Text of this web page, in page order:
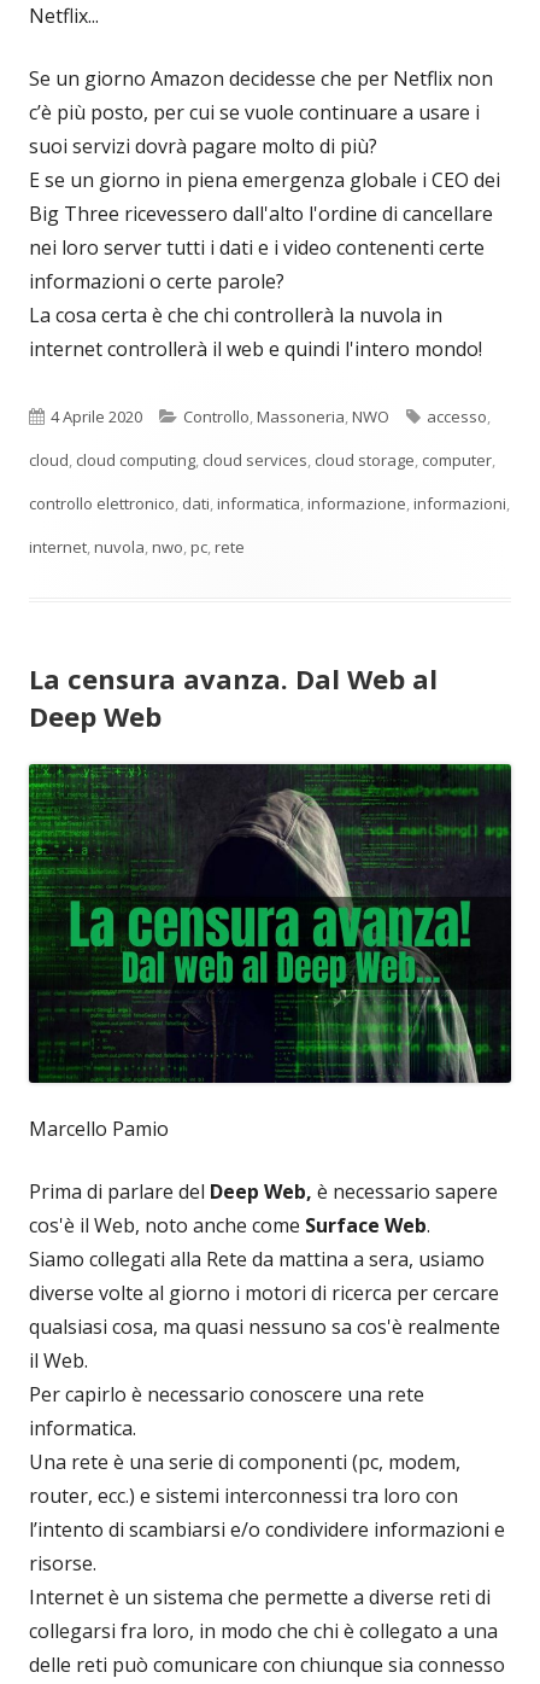
Netflix...
Se un giorno Amazon decidesse che per Netflix non
c’è più posto, per cui se vuole continuare a usare i
suoi servizi dovrà pagare molto di più?
E se un giorno in piena emergenza globale i CEO dei
Big Three ricevessero dall'alto l'ordine di cancellare
nei loro server tutti i dati e i video contenenti certe
informazioni o certe parole?
La cosa certa è che chi controllerà la nuvola in
internet controllerà il web e quindi l'intero mondo!
Pubblicato
4 Aprile 2020 Categorie
Controllo,Massoneria,NWO Tag
accesso,
cloud, cloud computing, cloud services, cloud storage, computer,
controllo elettronico, dati,informatica,informazione,informazioni,
internet,nuvola,nwo,pc,rete
La censura avanza. Dal Web al
Deep Web
Marcello Pamio
Prima di parlare del Deep Web, è necessario sapere
cos'è il Web, noto anche come Surface Web.
Siamo collegati alla Rete da mattina a sera, usiamo
diverse volte al giorno i motori di ricerca per cercare
qualsiasi cosa, ma quasi nessuno sa cos'è realmente
il Web.
Per capirlo è necessario conoscere una rete
informatica.
Una rete è una serie di componenti (pc, modem,
router, ecc.) e sistemi interconnessi tra loro con
l’intento di scambiarsi e/o condividere informazioni e
risorse.
Internet è un sistema che permette a diverse reti di
collegarsi fra loro, in modo che chi è collegato a una
delle reti può comunicare con chiunque sia connesso